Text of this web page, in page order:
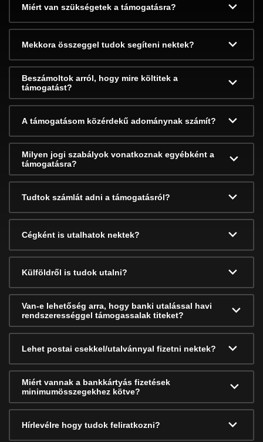
Miért van szükségetek a támogatásra?
Mekkora összeggel tudok segíteni nektek?
Beszámoltok arról, hogy mire költitek a
támogatást?
A támogatásom közérdekű adománynak számít?
Milyen jogi szabályok vonatkoznak egyébként a
támogatásra?
Tudtok számlát adni a támogatásról?
Cégként is utalhatok nektek?
Külföldről is tudok utalni?
Van-e lehetőség arra, hogy banki utalással havi
rendszerességgel támogassalak titeket?
Lehet postai csekkel/utalvánnyal fizetni nektek?
Miért vannak a bankkártyás fizetések
minimumösszegekhez kötve?
Hírlevélre hogy tudok feliratkozni?